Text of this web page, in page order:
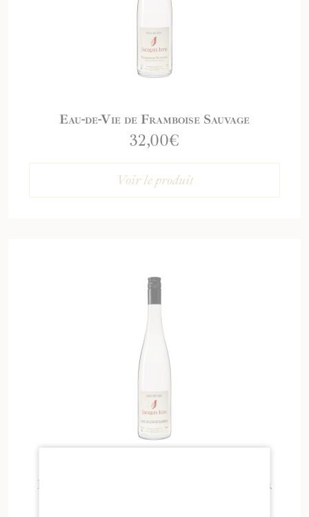
Eau-de-Vie de Framboise Sauvage
32,00€
Voir le produit
Eau-de-Vie de Marc de Gewurztraminer